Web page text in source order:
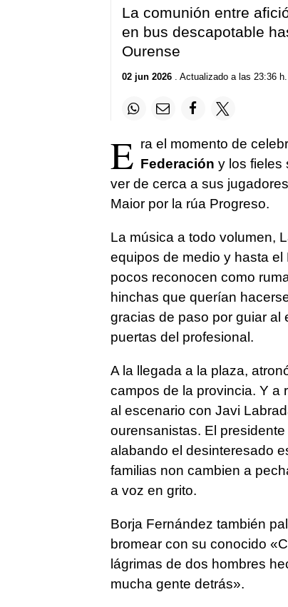
La comunión entre
en bus descapotable
Ourense
02 jun 2026. Actualizado a las 23:36 h.
E ra el momento de
Federación y los fieles
ver de cerca a sus
Maior por la rúa Progreso.
La música a todo volumen,
equipos de medio y hasta
pocos reconocen como
hinchas que querían
gracias de paso por guiar al
puertas del profesional.
A la llegada a la plaza,
campos de la provincia. Y a
al escenario con Javi
ourensanistas. El
alabando el desinteresado
familias non cambien a
a voz en grito.
Borja Fernández también
bromear con su conocido
lágrimas de dos hombres
mucha gente detrás».